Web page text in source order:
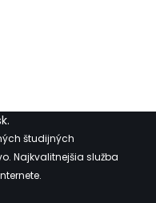
študijných
Najkvalitnejšia služba